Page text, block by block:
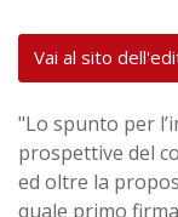
Vai al sito
"Lo spunto per
prospettive del
ed oltre la
quale primo